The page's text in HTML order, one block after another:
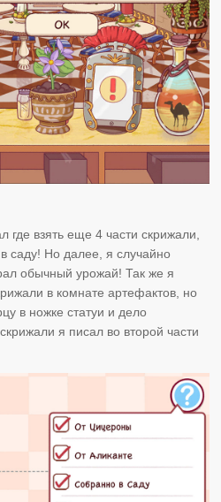
где взять еще 4 части скрижали,
саду! Но далее, я случайно
обычный урожай! Так же я
в комнате артефактов, но
в ножке статуи и дело
я писал во второй части